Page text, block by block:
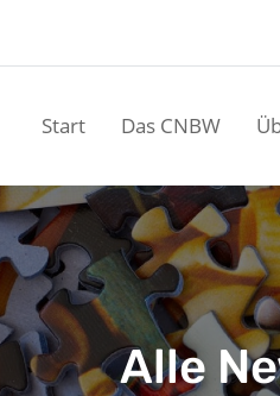
Start Das CNBW
Alle